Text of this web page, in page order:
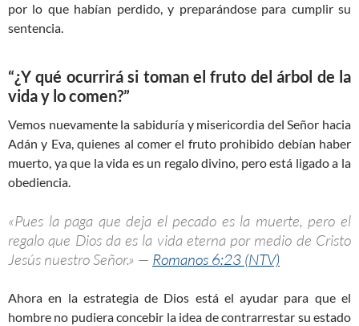
por lo que habían perdido, y preparándose para cumplir su
sentencia.
“¿Y qué ocurrirá si toman el fruto del árbol de la
vida y lo comen?”
Vemos nuevamente la sabiduría y misericordia del Señor hacia
Adán y Eva, quienes al comer el fruto prohibido debían haber
muerto, ya que la vida es un regalo divino, pero está ligado a la
obediencia.
«Pues la paga que deja el pecado es la muerte, pero el
regalo que Dios da es la vida eterna por medio de Cristo
Jesús nuestro Señor.» — Romanos 6:23 (NTV)
Ahora en la estrategia de Dios está el ayudar para que el
hombre no pudiera concebir la idea de contrarrestar su estado